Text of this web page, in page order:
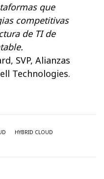
que
competitivas
de TI de
SVP, Alianzas
Technologies.
HYBRID CLOUD